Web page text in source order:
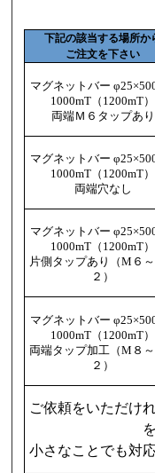
下記の該当する場所か
ご注文を下さい
マグネットバー
1000mT（1200mT）
両端Ｍ６タップあり
マグネットバー
1000mT（1200mT）
両端穴なし
マグネットバー
1000mT（1200mT）
片側タップあり（M６～
２）
マグネットバー
1000mT（1200mT）
両端タップ加工（M８～
２）
ご依頼をいただけ
小さなことでも対